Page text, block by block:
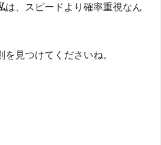
は、スピードより確率重視なん
見つけてくださいね。